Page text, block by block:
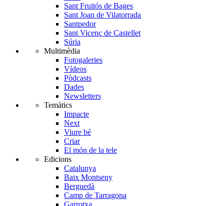
Sant Fruitós de Bages
Sant Joan de Vilatorrada
Santpedor
Sant Vicenç de Castellet
Súria
Multimèdia
Fotogaleries
Vídeos
Pòdcasts
Dades
Newsletters
Temàtics
Impacte
Next
Viure bé
Criar
El món de la tele
Edicions
Catalunya
Baix Montseny
Berguedà
Camp de Tarragona
Garrotxa